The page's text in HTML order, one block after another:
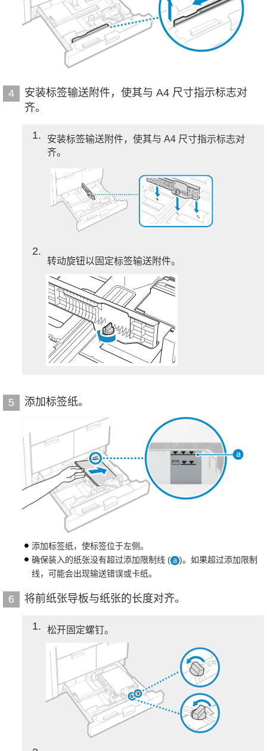
4
安装标签输送附件，使其与 A4 尺寸指示标志对
齐。
1
安装标签输送附件，使其与 A4 尺寸指示标志对
齐。
2
转动旋钮以固定标签输送附件。
5 添加标签纸。
添加标签纸，使标签位于左侧。
确保装入的纸张没有超过添加限制线 (
)。如果超过添加限制
线，可能会出现输送错误或卡纸。
6 将前纸张导板与纸张的长度对齐。
1 松开固定螺钉。